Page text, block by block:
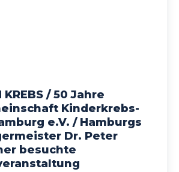
KREBS / 50 Jahre
Kinderkrebs-
e.V. / Hamburgs
Dr. Peter
besuchte